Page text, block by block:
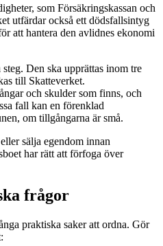
som Försäkringskassan och
utfärdar också ett dödsfallsintyg
att hantera den avlidnes ekonomi
Den ska upprättas inom tre
till Skatteverket.
och skulder som finns, och
fall kan en förenklad
om tillgångarna är små.
sälja egendom innan
har rätt att förfoga över
frågor
praktiska saker att ordna. Gör